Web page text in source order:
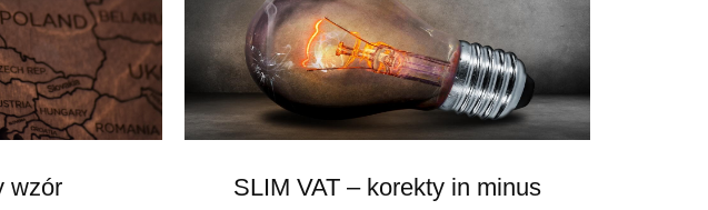
wzór SLIM VAT – korekty in minus